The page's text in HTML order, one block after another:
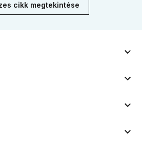
cikk megtekintése



